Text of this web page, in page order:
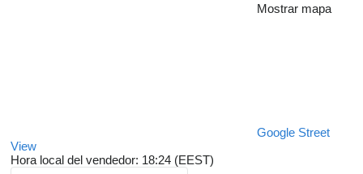
Mostrar mapa
Google Street
View
Hora local del vendedor: 18:24 (EEST)